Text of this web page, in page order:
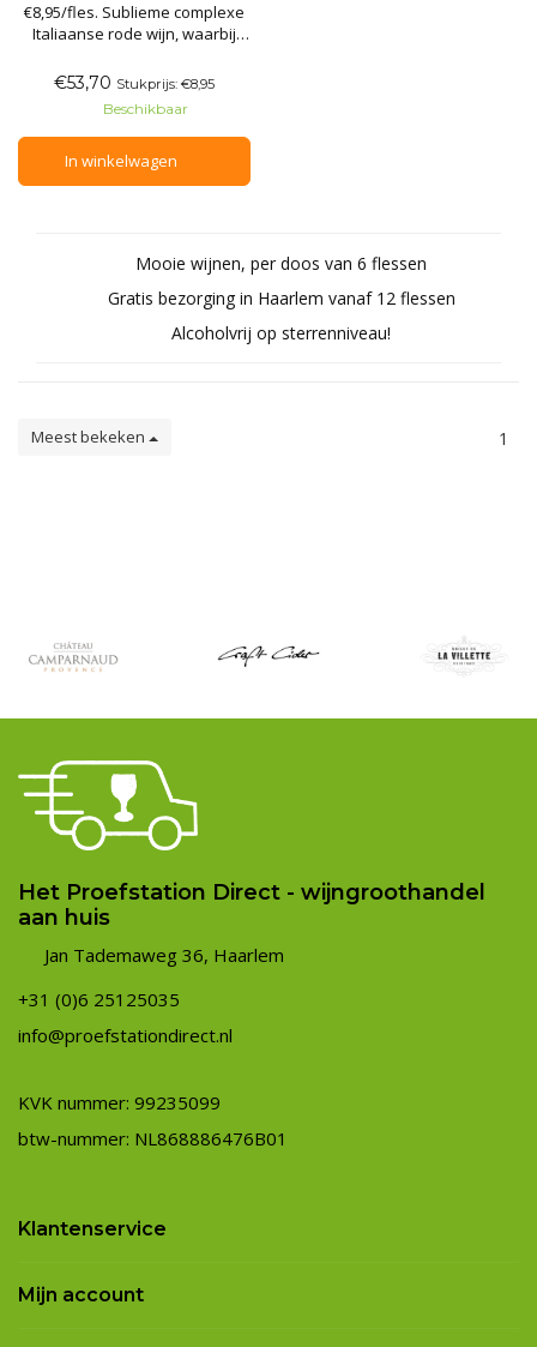
€8,95/fles. Sublieme complexe
Italiaanse rode wijn, waarbij
worden gebruikt zoals bij
Amarone wijnen. Aroma's van
rijpe kersen, bosvruchten en
kruidnagel. De wijn is door de
Italinaanse wijnjournalist Luca
Maroni bekroond met 98
€53,70 Stukprijs: €8,95
Beschikbaar
In winkelwagen
Mooie wijnen, per doos van 6 flessen
Gratis bezorging in Haarlem vanaf 12 flessen
Alcoholvrij op sterrenniveau!
Meest bekeken 1
Het Proefstation Direct - wijngroothandel
aan huis
Jan Tademaweg 36, Haarlem
+31 (0)6 25125035
info@proefstationdirect.nl
KVK nummer: 99235099
btw-nummer: NL868886476B01
Klantenservice
Mijn account